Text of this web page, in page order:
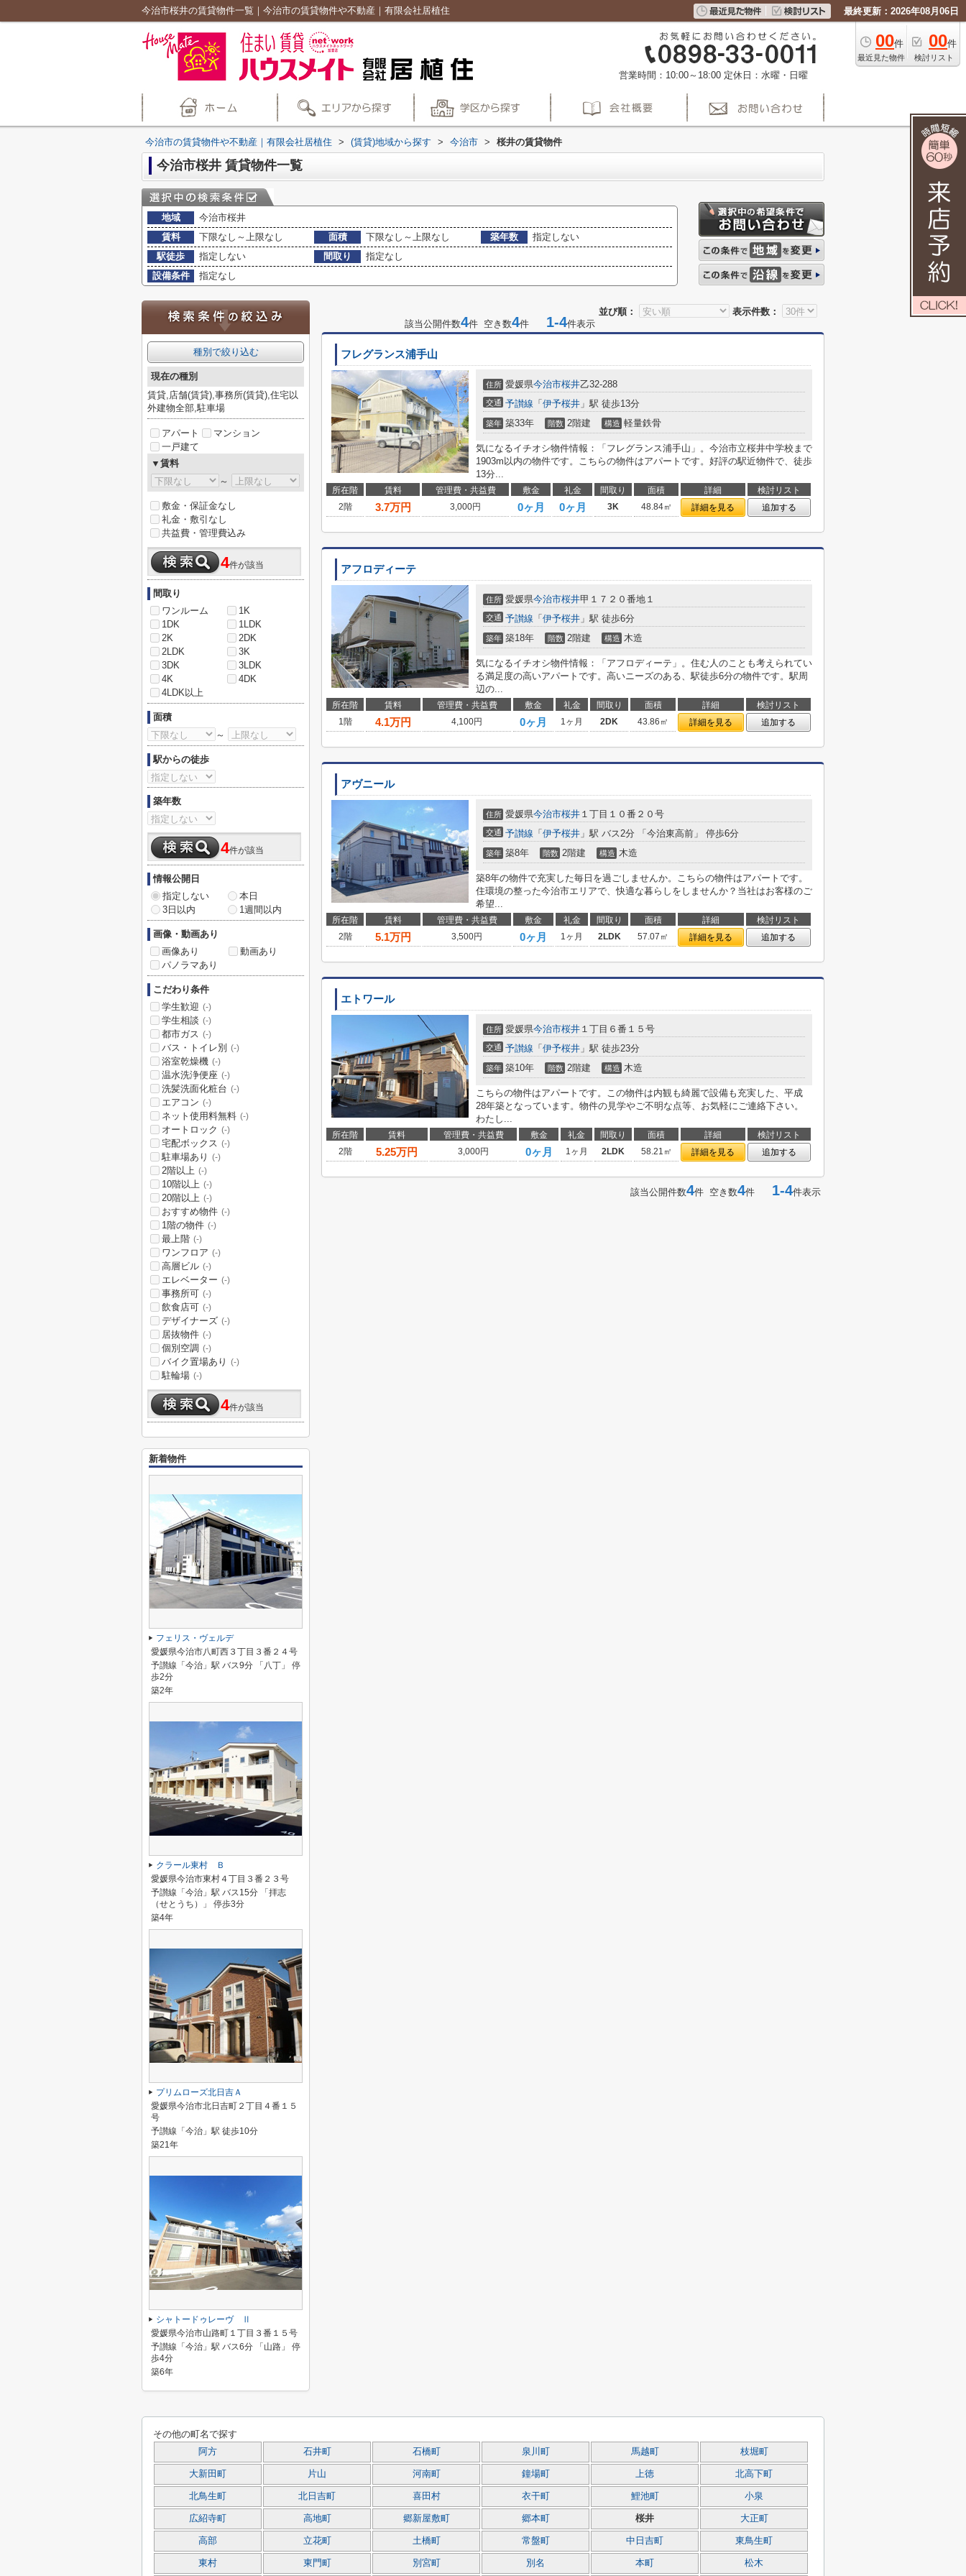
今治市桜井の賃貸物件一覧｜今治市の賃貸物件や不動産｜有限会社居植住 最終更新：2026年08月06日
00件
最近見た物件
00件
検討リスト
営業時間：10:00～18:00 定休日：水曜・日曜
今治市の賃貸物件や不動産｜有限会社居植住 > (賃貸)地域から探す > 今治市 > 桜井の賃貸物件
今治市桜井 賃貸物件一覧
地域
今治市桜井
賃料
下限なし～上限なし 面積 下限なし～上限なし 築年数
指定しない
駅徒歩
指定しない 間取り
指定なし
設備条件
指定なし
並び順：
表示件数：
該当公開件数4件 空き数4件 1-4件表示
フレグランス浦手山
住所 愛媛県今治市桜井乙32-288
交通 予讃線 「 伊予桜井 」駅 徒歩13分
築年 築33年 階数 2階建 構造 軽量鉄骨
気になるイチオシ物件情報：「フレグランス浦手山」。今治市立桜井中学校まで
1903m以内の物件です。こちらの物件はアパートです。好評の駅近物件で、徒歩
13分...
所在階 賃料 管理費・共益費 敷金 礼金 間取り 面積 詳細
検討リスト
2階
3.7万円 3,000円 0ヶ月 0ヶ月 3K 48.84㎡ 詳細を見る 追加する
アフロディーテ
住所 愛媛県今治市桜井甲１７２０番地１
交通 予讃線 「 伊予桜井 」駅 徒歩6分
築年 築18年 階数 2階建 構造 木造
気になるイチオシ物件情報：「アフロディーテ」。住む人のことも考えられてい
る満足度の高いアパートです。高いニーズのある、駅徒歩6分の物件です。駅周
辺の...
所在階 賃料 管理費・共益費 敷金 礼金 間取り 面積 詳細
検討リスト
1階
4.1万円 4,100円 0ヶ月 1ヶ月 2DK 43.86㎡ 詳細を見る 追加する
アヴニール
住所 愛媛県今治市桜井 １丁目１０番２０号
交通 予讃線 「 伊予桜井 」駅 バス2分 「今治東高前」 停歩6分
築年 築8年 階数 2階建 構造 木造
築8年の物件で充実した毎日を過ごしませんか。こちらの物件はアパートです。
住環境の整った今治市エリアで、快適な暮らしをしませんか？当社はお客様のご
希望...
所在階 賃料 管理費・共益費 敷金 礼金 間取り 面積 詳細
検討リスト
2階
5.1万円 3,500円 0ヶ月 1ヶ月 2LDK 57.07㎡ 詳細を見る 追加する
エトワール
住所 愛媛県今治市桜井 １丁目６番１５号
交通 予讃線 「 伊予桜井 」駅 徒歩23分
築年 築10年 階数 2階建 構造 木造
こちらの物件はアパートです。この物件は内観も綺麗で設備も充実した、平成
28年築となっています。物件の見学やご不明な点等、お気軽にご連絡下さい。
わたし...
所在階 賃料 管理費・共益費 敷金 礼金 間取り 面積 詳細
検討リスト
2階
5.25万円 3,000円 0ヶ月 1ヶ月 2LDK 58.21㎡ 詳細を見る 追加する
該当公開件数4件 空き数4件 1-4件表示
種別で絞り込む
現在の種別
賃貸,店舗(賃貸),事務所(賃貸),住宅以
外建物全部,駐車場
アパート
マンション
一戸建て
▼賃料
～
敷金・保証金なし
礼金・敷引なし
共益費・管理費込み
4件が該当
間取り
ワンルーム
1K
1DK
1LDK
2K
2DK
2LDK
3K
3DK
3LDK
4K
4DK
4LDK以上
面積
～
駅からの徒歩
築年数
4件が該当
情報公開日
指定しない
本日
3日以内
1週間以内
画像・動画あり
画像あり
動画あり
パノラマあり
こだわり条件
学生歓迎 (-)
学生相談 (-)
都市ガス (-)
バス・トイレ別 (-)
浴室乾燥機 (-)
温水洗浄便座 (-)
洗髪洗面化粧台 (-)
エアコン (-)
ネット使用料無料 (-)
オートロック (-)
宅配ボックス (-)
駐車場あり (-)
2階以上 (-)
10階以上 (-)
20階以上 (-)
おすすめ物件 (-)
1階の物件 (-)
最上階 (-)
ワンフロア (-)
高層ビル (-)
エレベーター (-)
事務所可 (-)
飲食店可 (-)
デザイナーズ (-)
居抜物件 (-)
個別空調 (-)
バイク置場あり (-)
駐輪場 (-)
4件が該当
新着物件
フェリス・ヴェルデ
愛媛県今治市八町西３丁目３番２４号
予讃線「今治」駅 バス9分 「八丁」 停
歩2分
築2年
クラール東村 Ｂ
愛媛県今治市東村４丁目３番２３号
予讃線「今治」駅 バス15分 「拝志
（せとうち）」 停歩3分
築4年
プリムローズ北日吉Ａ
愛媛県今治市北日吉町２丁目４番１５
号
予讃線「今治」駅 徒歩10分
築21年
シャトードゥレーヴ Ⅱ
愛媛県今治市山路町１丁目３番１５号
予讃線「今治」駅 バス6分 「山路」 停
歩4分
築6年
その他の町名で探す
阿方 石井町 石橋町 泉川町 馬越町 枝堀町
大新田町 片山 河南町 鐘場町 上徳 北高下町
北鳥生町 北日吉町 喜田村 衣干町 鯉池町 小泉
広紹寺町 高地町 郷新屋敷町 郷本町 桜井 大正町
高部 立花町 土橋町 常盤町 中日吉町 東鳥生町
東村 東門町 別宮町 別名 本町 松木